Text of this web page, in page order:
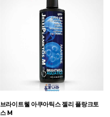
브라이트웰 아쿠아틱스 젤리 플랑크토
스 M